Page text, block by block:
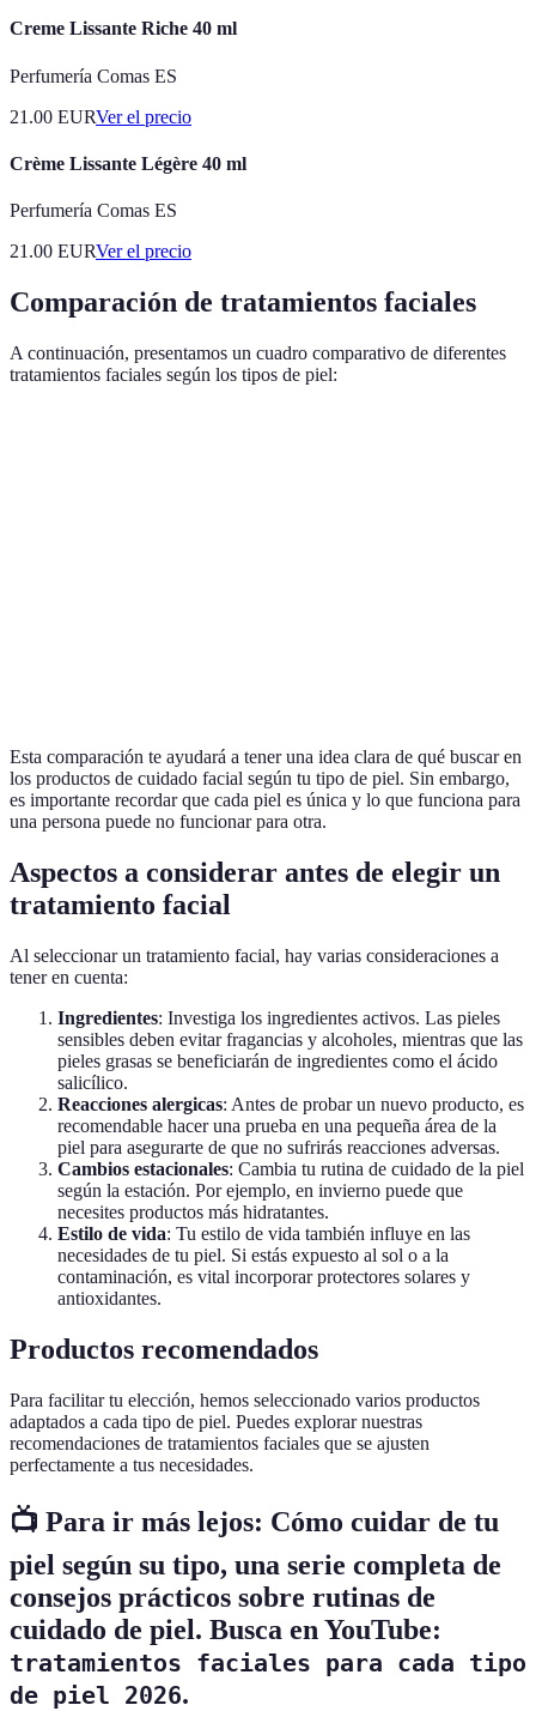
Creme Lissante Riche 40 ml
Perfumería Comas ES
21.00 EURVer el precio
Crème Lissante Légère 40 ml
Perfumería Comas ES
21.00 EURVer el precio
Comparación de tratamientos faciales
A continuación, presentamos un cuadro comparativo de diferentes
tratamientos faciales según los tipos de piel:
Esta comparación te ayudará a tener una idea clara de qué buscar en
los productos de cuidado facial según tu tipo de piel. Sin embargo,
es importante recordar que cada piel es única y lo que funciona para
una persona puede no funcionar para otra.
Aspectos a considerar antes de elegir un
tratamiento facial
Al seleccionar un tratamiento facial, hay varias consideraciones a
tener en cuenta:
Ingredientes: Investiga los ingredientes activos. Las pieles
sensibles deben evitar fragancias y alcoholes, mientras que las
pieles grasas se beneficiarán de ingredientes como el ácido
salicílico.
Reacciones alergicas: Antes de probar un nuevo producto, es
recomendable hacer una prueba en una pequeña área de la
piel para asegurarte de que no sufrirás reacciones adversas.
Cambios estacionales: Cambia tu rutina de cuidado de la piel
según la estación. Por ejemplo, en invierno puede que
necesites productos más hidratantes.
Estilo de vida: Tu estilo de vida también influye en las
necesidades de tu piel. Si estás expuesto al sol o a la
contaminación, es vital incorporar protectores solares y
antioxidantes.
Productos recomendados
Para facilitar tu elección, hemos seleccionado varios productos
adaptados a cada tipo de piel. Puedes explorar nuestras
recomendaciones de tratamientos faciales que se ajusten
perfectamente a tus necesidades.
📺 Para ir más lejos: Cómo cuidar de tu
piel según su tipo, una serie completa de
consejos prácticos sobre rutinas de
cuidado de piel. Busca en YouTube:
tratamientos faciales para cada tipo
de piel 2026.